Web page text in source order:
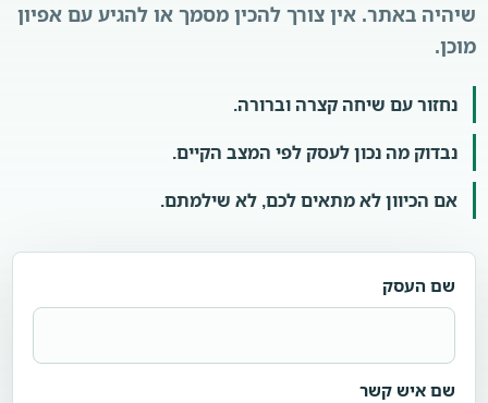
שיהיה באתר. אין צורך להכין מסמך או להגיע עם אפיון
מוכן.
נחזור עם שיחה קצרה וברורה.
נבדוק מה נכון לעסק לפי המצב הקיים.
אם הכיוון לא מתאים לכם, לא שילמתם.
שם העסק
שם איש קשר